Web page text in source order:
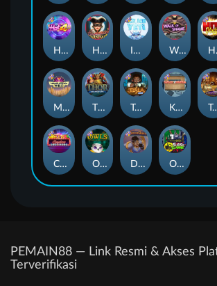
Manhattan Goes Wild
Casino Win Spin
Tomb of
Tesla Jolt
Dungeon Quest Outsourced: Slash Game
Hot 4 Cash
Owls
Harlequin Carnival Walk of Shame
Kitchen Drama: Sushi Mania
Thor: Hammer Time
Ice Ice Yeti
PEMAIN88 — Link Resmi & Akses
Terverifikasi